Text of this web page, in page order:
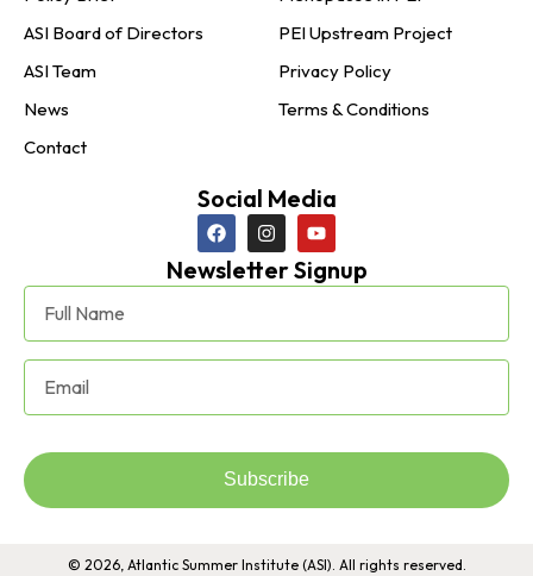
ASI Board of Directors
ASI Team
News
Contact
PEI Upstream Project
Privacy Policy
Terms & Conditions
Social Media
Newsletter Signup
Subscribe
© 2026, Atlantic Summer Institute (ASI). All rights reserved.